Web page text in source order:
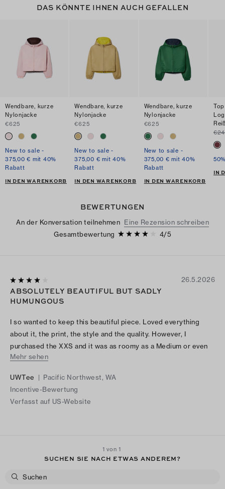
DAS KÖNNTE IHNEN AUCH GEFALLEN
Wendbare, kurze
Nylonjacke
€625
New to sale -
375,00 € mit 40%
Rabatt
IN DEN WARENKORB
Wendbare, kurze
Nylonjacke
€625
New to sale -
375,00 € mit 40%
Rabatt
IN DEN WARENKORB
Wendbare, kurze
Nylonjacke
€625
New to sale -
375,00 € mit 40%
Rabatt
IN DEN WARENKORB
IN
BEWERTUNGEN
An der Konversation teilnehmen Eine Rezension schreiben
Gesamtbewertung
4/5
26.5.2026
ABSOLUTELY BEAUTIFUL BUT SADLY
HUMUNGOUS
I so wanted to keep this beautiful piece. Loved everything
about it, the print, the style and the quality. However, I
purchased the XXS and it was as roomy as a Medium or even
Large and did not work out on my petite frame, since there are
and have been able to make do with size XS, but this one was
way larger than the other anoraks. Sadly had to return it.
Mehr sehen
UWTee | Pacific Northwest, WA
Incentive-Bewertung
Verfasst auf US-Website
1 von 1
SUCHEN SIE NACH ETWAS ANDEREM?